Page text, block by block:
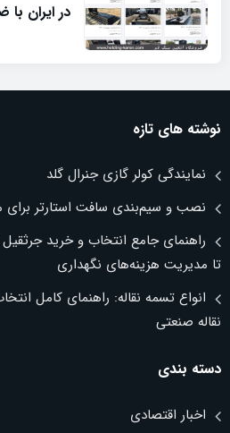
در ایران
نوشته های تازه
نمایندگی کولر گازی جنرال گلد
نصب و سیم‌بندی سافت استارتر برای
راهنمای جامع انتخاب و خرید
تا مدیریت هزینه‌های نگهداری
نقاله صنعتی
دسته بندی
اخبار اقتصادی